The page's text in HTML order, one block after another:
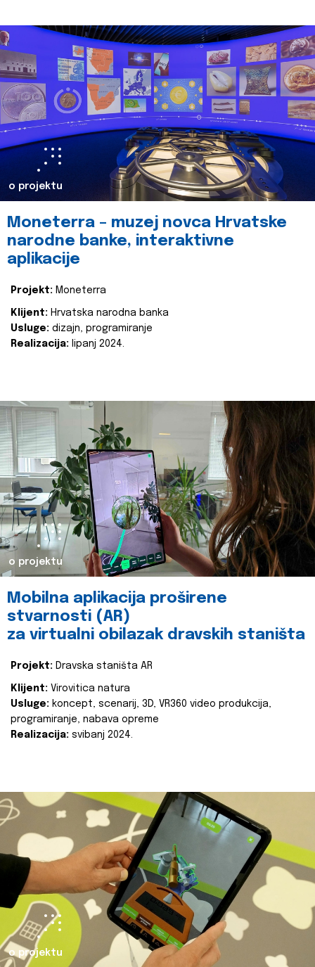
o projektu
Moneterra – muzej novca Hrvatske
narodne banke, interaktivne
aplikacije
Projekt: Moneterra
Klijent: Hrvatska narodna banka
Usluge: dizajn, programiranje
Realizacija: lipanj 2024.
o projektu
Mobilna aplikacija proširene
stvarnosti (AR)
za virtualni obilazak dravskih staništa
Projekt: Dravska staništa AR
Klijent: Virovitica natura
Usluge: koncept, scenarij, 3D, VR360 video produkcija,
programiranje, nabava opreme
Realizacija: svibanj 2024.
o projektu